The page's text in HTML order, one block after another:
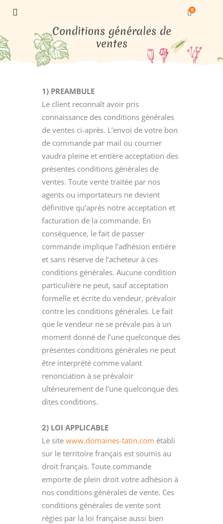
0
Conditions générales de
ventes
1) PREAMBULE
Le client reconnaît avoir pris
connaissance des conditions générales
de ventes ci-après. L’envoi de votre bon
de commande par mail ou courrier
vaudra pleine et entière acceptation des
présentes conditions générales de
ventes. Toute vente traitée par nos
agents ou importateurs ne devient
définitive qu’après notre acceptation et
facturation de la commande. En
conséquence, le fait de passer
commande implique l’adhésion entière
et sans réserve de l’acheteur à ces
conditions générales. Aucune condition
particulière ne peut, sauf acceptation
formelle et écrite du vendeur, prévaloir
contre les conditions générales. Le fait
que le vendeur ne se prévale pas à un
moment donné de l’une quelconque des
présentes conditions générales ne peut
être interprété comme valant
renonciation à se prévaloir
ultérieurement de l’une quelconque des
dites conditions.
2) LOI APPLICABLE
Le site www.domaines-tatin.com établi
sur le territoire français est soumis au
droit français. Toute commande
emporte de plein droit votre adhésion à
nos conditions générales de vente. Ces
conditions générales de vente sont
régies par la loi française aussi bien